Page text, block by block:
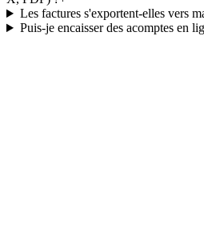
Les factures s'exportent-elles vers
Puis-je encaisser des acomptes en